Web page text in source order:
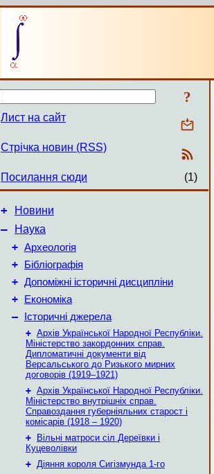
?
Лист на сайт
Стрічка новин (RSS)
Посилання сюди (1)
+ Новини
–
Наука
+ Археологія
+ Бібліографія
+ Допоміжні історичні дисципліни
+ Економіка
– Історичні джерела
+ Архів Української Народної Республіки.
Міністерство закордонних справ.
Дипломатичні документи від
Версальського до Ризького мирних
договорів (1919–1921)
+ Архів Української Народної Республіки.
Міністерство внутрішніх справ.
Справоздання губерніяльних старост і
комісарів (1918 – 1920)
+
Вільні матроси сіл Дереївки і
Куцеволівки
+ Діяння короля Сигізмунда 1-го